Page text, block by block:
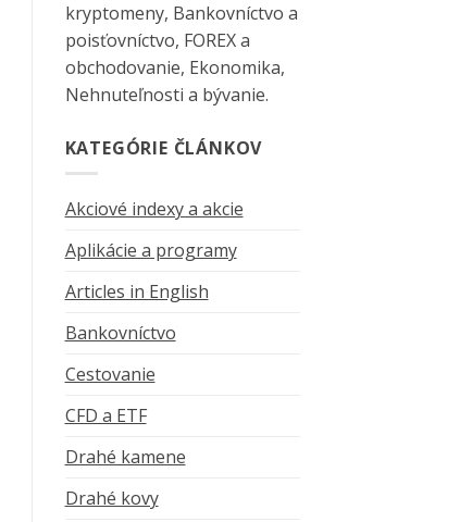
kryptomeny, Bankovníctvo a
poisťovníctvo, FOREX a
obchodovanie, Ekonomika,
Nehnuteľnosti a bývanie.
KATEGÓRIE ČLÁNKOV
Akciové indexy a akcie
Aplikácie a programy
Articles in English
Bankovníctvo
Cestovanie
CFD a ETF
Drahé kamene
Drahé kovy